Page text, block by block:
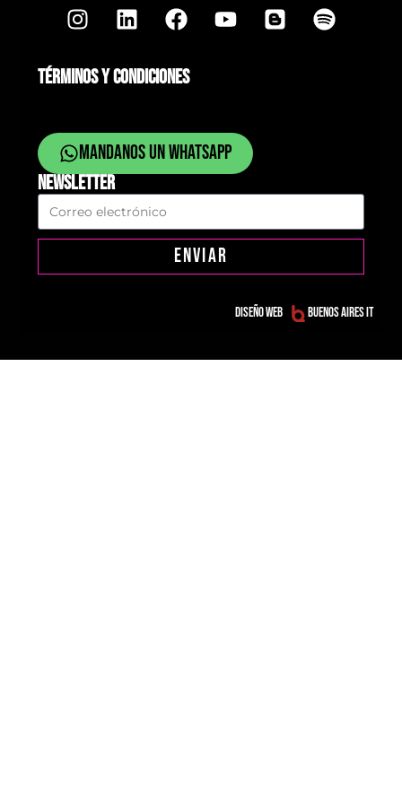
TÉRMINOS Y CONDICIONES
Mandanos un whatsapp
NEWSLETTER
ENVIAR
Diseño web Buenos Aires IT